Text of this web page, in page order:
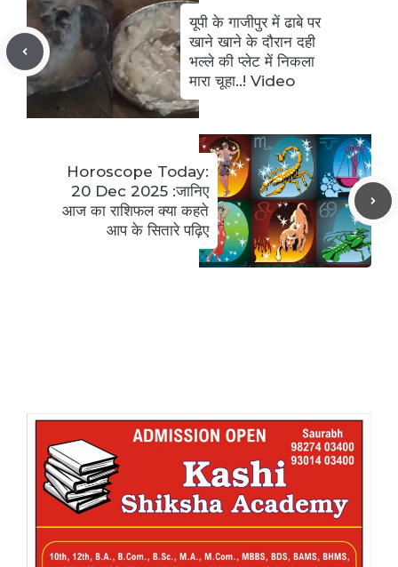
यूपी के गाजीपुर में ढाबे पर
खाने खाने के दौरान दही
भल्ले की प्लेट में निकला
मारा चूहा..! Video
Horoscope Today:
20 Dec 2025 :जानिए
आज का राशिफल क्या कहते
आप के सितारे पढ़िए